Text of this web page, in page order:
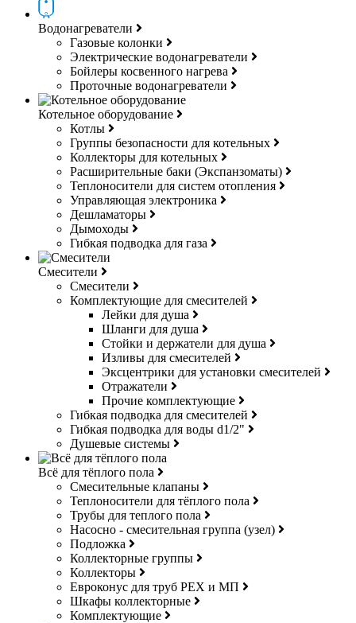
Водонагреватели
Газовые колонки
Электрические водонагреватели
Бойлеры косвенного нагрева
Проточные водонагреватели
Котельное оборудование
Котлы
Группы безопасности для котельных
Коллекторы для котельных
Расширительные баки (Экспанзоматы)
Теплоносители для систем отопления
Управляющая электроника
Дешламаторы
Дымоходы
Гибкая подводка для газа
Смесители
Смесители
Комплектующие для смесителей
Лейки для душа
Шланги для душа
Стойки и держатели для душа
Изливы для смесителей
Эксцентрики для установки смесителей
Отражатели
Прочие комплектующие
Гибкая подводка для смесителей
Гибкая подводка для воды d1/2"
Душевые системы
Всё для тёплого пола
Смесительные клапаны
Теплоносители для тёплого пола
Трубы для теплого пола
Насосно - смесительная группа (узел)
Подложка
Коллекторные группы
Коллекторы
Евроконус для труб РЕХ и МП
Шкафы коллекторные
Комплектующие